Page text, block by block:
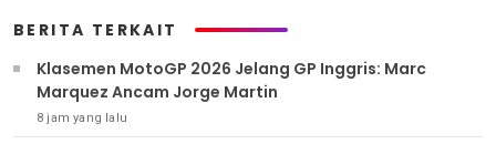
BERITA TERKAIT
Klasemen MotoGP 2026 Jelang GP Inggris: Marc
Marquez Ancam Jorge Martin
8 jam yang lalu